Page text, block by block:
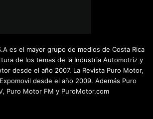
es el mayor grupo de medios de Costa Rica
de los temas de la Industria Automotriz y
desde el año 2007. La Revista Puro Motor,
desde el año 2009. Además Puro
Puro Motor FM y PuroMotor.com